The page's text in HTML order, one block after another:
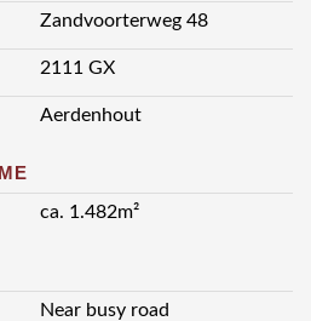
Zandvoorterweg 48
2111 GX
Aerdenhout
ca. 1.482m²
Near busy road